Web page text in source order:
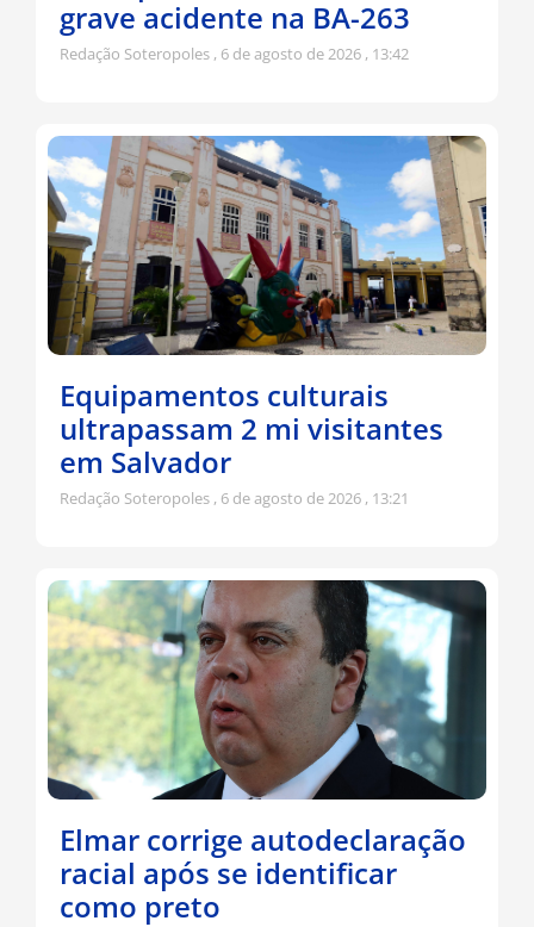
grave acidente na BA-263
Redação Soteropoles 6 de agosto de 2026 13:42
Equipamentos culturais
ultrapassam 2 mi visitantes
em Salvador
Redação Soteropoles 6 de agosto de 2026 13:21
Elmar corrige autodeclaração
racial após se identificar
como preto